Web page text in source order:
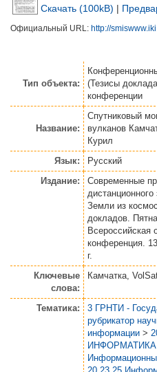
Скачать (100kB) |
Официальный URL: http://
Тип объекта:
(Тезисы
конференции
Название:
Спутниковый
вулканов
Курил
Язык:
Русский
Издание:
Современные
Земли из
докладов.
Всероссийская
конференция.
г.
Ключевые
слова:
Камчатка,
Тематика:
3 ГРНТИ -
рубрикатор
информации >
ИНФОРМАТИКА
20.23.25